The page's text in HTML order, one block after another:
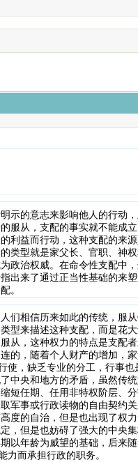
示的意志来影响他人的行动
服从，支配的事实就不能成
利益而行动，这种支配的来
类型就是家父长、官职、神
政治权威。在命令性支配中
出来了通过正当性基础的来
。
们相信历来如此的传统，服
型来描述这种支配，而是花
从，这种权力的特点是支配
的，随着个人财产的增加，
使，缺乏专业的分工，行事
中央和地方的矛盾，虽然传
短任期、任用非特权阶层、
军事或行政读物的自由契约
度的自治，但是也出现了权
，但是也妨碍了强大的中央
以年龄为威望的基础，后来
力而承担行政的职务。